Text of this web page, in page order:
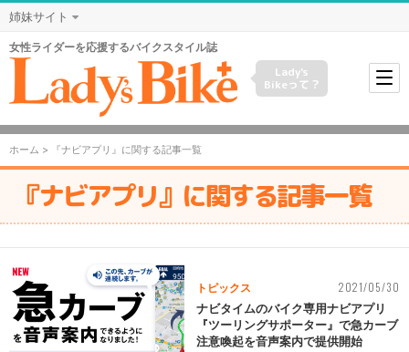
姉妹サイト
女性ライダーを応援するバイクスタイル誌
Lady's
Bikeって？
ホーム > 『ナビアプリ』に関する記事一覧
『ナビアプリ』に関する記事一覧
トピックス 2021/05/30
ナビタイムのバイク専用ナビアプリ
『ツーリングサポーター』で急カーブ
注意喚起を音声案内で提供開始